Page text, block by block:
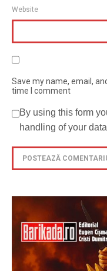
Website
Save my name, email,
time I comment
By using this form
handling of your